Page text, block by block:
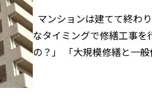
マンションは建てて終わ
なタイミングで修繕工事
の？」 「大規模修繕と一